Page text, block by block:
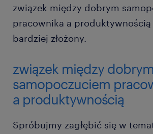
związek między dobrym
pracownika a produktywnością
bardziej złożony.
związek między dobrym
samopoczuciem
a produktywnością
Spróbujmy zagłębić się w